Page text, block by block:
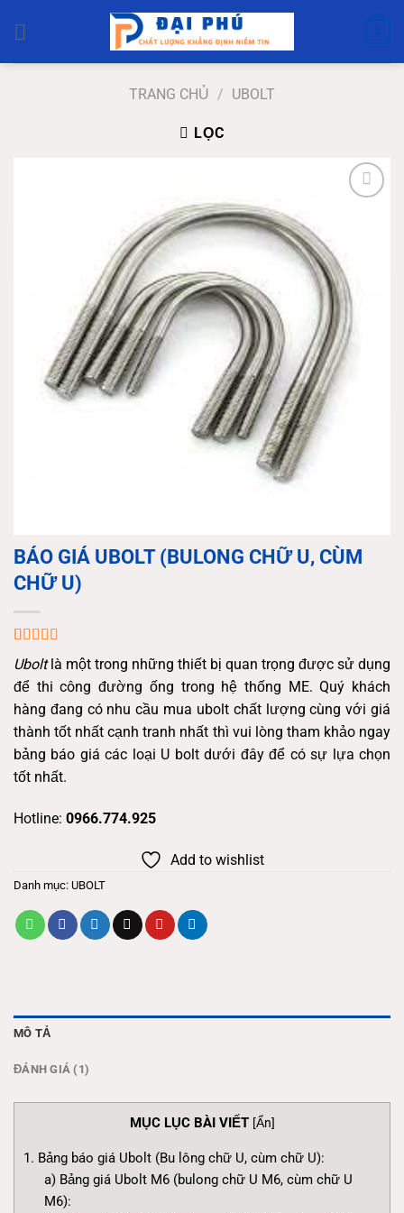
0
TRANG CHỦ / UBOLT
LỌC
wishlist
BÁO GIÁ UBOLT (BULONG CHỮ U, CÙM
CHỮ U)
5.00
trên 5
dựa trên
1
đánh giá
Uboltlà một trong những thiết bị quan trọng được sử dụng
để thi công đường ống trong hệ thống ME. Quý khách
hàng đang có nhu cầu mua ubolt chất lượng cùng với giá
thành tốt nhất cạnh tranh nhất thì vui lòng tham khảo ngay
bảng báo giá các loại U bolt dưới đây để có sự lựa chọn
tốt nhất.
Hotline: 0966.774.925
Add to wishlist
Danh mục: UBOLT
MÔ TẢ
ĐÁNH GIÁ (1)
MỤC LỤC BÀI VIẾT [Ẩn]
1. Bảng báo giá Ubolt (Bu lông chữ U, cùm chữ U):
a) Bảng giá Ubolt M6 (bulong chữ U M6, cùm chữ U
M6):